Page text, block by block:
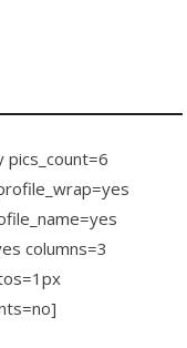
pics_count=6
columns=3